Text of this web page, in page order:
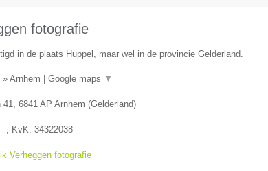
fotografie
in de plaats Huppel, maar wel in de provincie Gelderland.
» Arnhem Google maps ▼
41, 6841 AP Arnhem (Gelderland)
-, KvK: 34322038
Verheggen fotografie